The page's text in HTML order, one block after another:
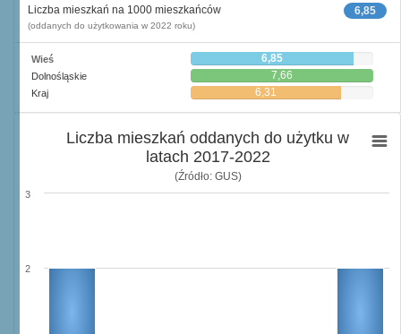
6,85
Liczba mieszkań na 1000 mieszkańców
(oddanych do użytkowania w 2022 roku)
Wieś 6,85
Dolnośląskie 7,66
Kraj 6,31
Liczba mieszkań oddanych do użytku w
latach 2017-2022
(Źródło: GUS)
2
3